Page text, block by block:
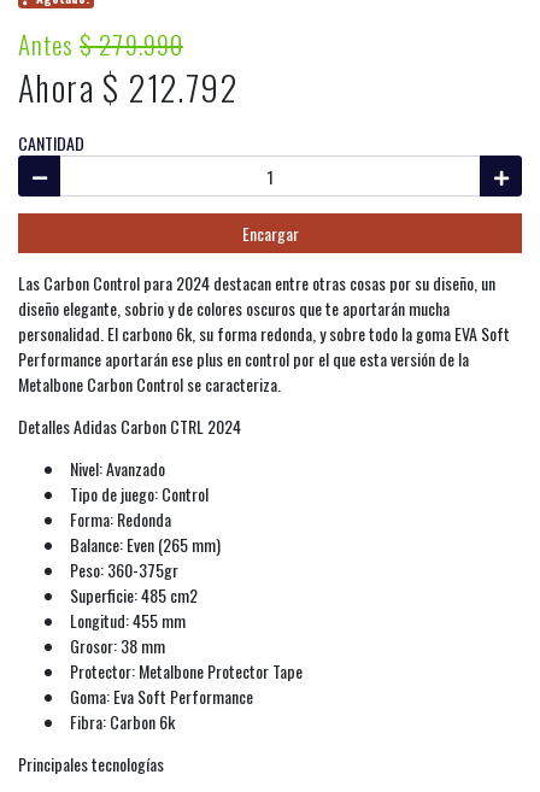
Antes$ 279.990
Ahora $ 212.792
CANTIDAD
Encargar
Las Carbon Control para 2024 destacan entre otras cosas por su diseño, un
diseño elegante, sobrio y de colores oscuros que te aportarán mucha
personalidad. El carbono 6k, su forma redonda, y sobre todo la goma EVA Soft
Performance aportarán ese plus en control por el que esta versión de la
Metalbone Carbon Control se caracteriza.
Detalles Adidas Carbon CTRL 2024
Nivel: Avanzado
Tipo de juego: Control
Forma: Redonda
Balance: Even (265 mm)
Peso: 360-375gr
Superficie: 485 cm2
Longitud: 455 mm
Grosor: 38 mm
Protector: Metalbone Protector Tape
Goma: Eva Soft Performance
Fibra: Carbon 6k
Principales tecnologías